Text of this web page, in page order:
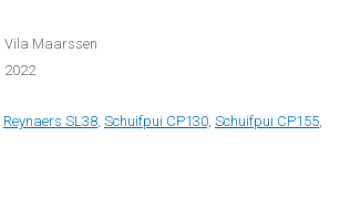
Vila Maarssen
2022
Reynaers SL38, Schuifpui CP130, Schuifpui CP155,